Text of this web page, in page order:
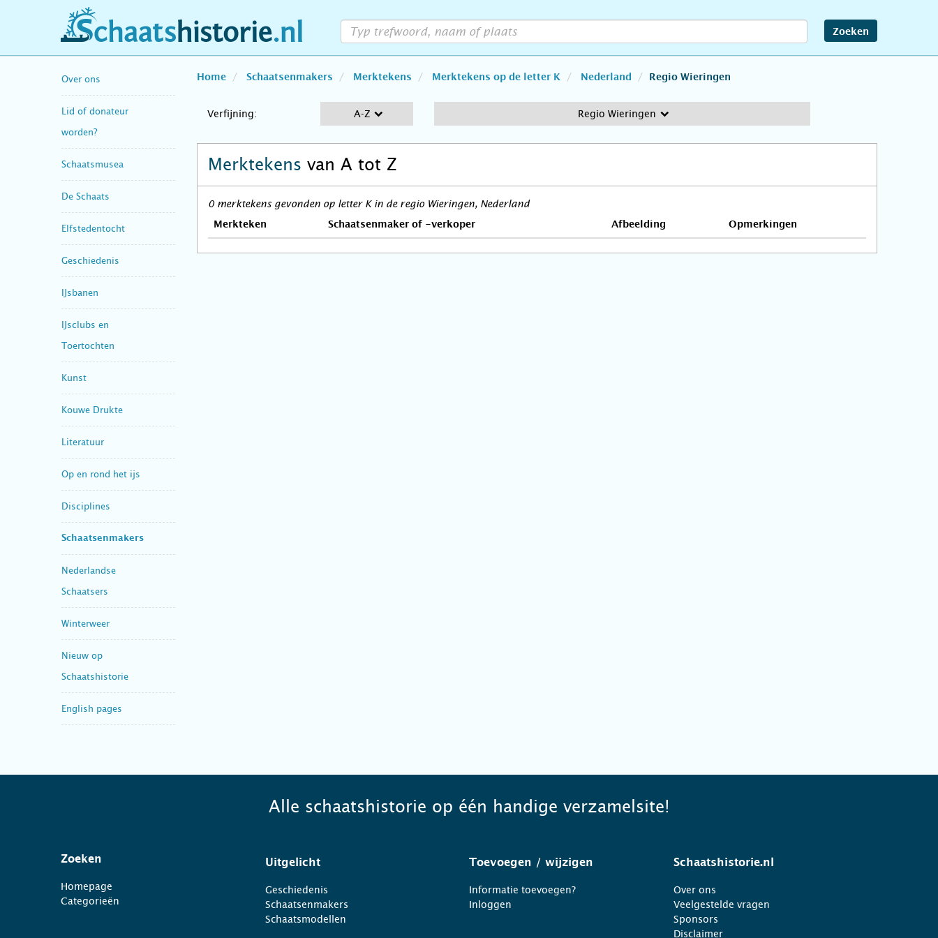
schaatshistorie.nl Zoeken
Over ons
Lid of donateur
worden?
Schaatsmusea
De Schaats
Elfstedentocht
Geschiedenis
IJsbanen
IJsclubs en
Toertochten
Kunst
Kouwe Drukte
Literatuur
Op en rond het ijs
Disciplines
Schaatsenmakers
Nederlandse
Schaatsers
Winterweer
Nieuw op
Schaatshistorie
English pages
Home Schaatsenmakers Merktekens Merktekens op de letter K Nederland Regio Wieringen
Verfijning: A-Z Regio Wieringen
Merktekens van A tot Z
0 merktekens gevonden op letter K in de regio Wieringen, Nederland
Merkteken Schaatsenmaker of -verkoper Afbeelding Opmerkingen
Alle schaatshistorie op één handige verzamelsite!
Zoeken
Homepage
Categorieën
Uitgelicht
Geschiedenis
Schaatsenmakers
Schaatsmodellen
Toevoegen / wijzigen
Informatie toevoegen?
Inloggen
Schaatshistorie.nl
Over ons
Veelgestelde vragen
Sponsors
Disclaimer